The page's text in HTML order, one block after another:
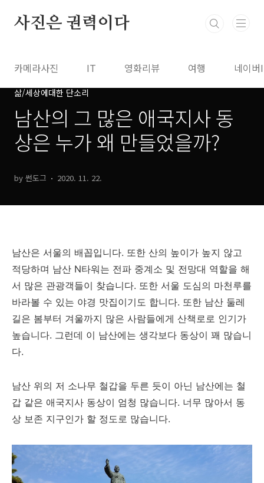
사진은 권력이다
카메라사진 IT 영화리뷰 여행 네이
삶/세상에대한 단소리
남산의 그 많은 애국지사 동
상은 누가 왜 만들었을까?
by 썬도그 2020. 11. 22.
남산은 서울의 배꼽입니다. 또한 산의 높이가 높지 않고
적당하며 남산 N타워는 전파 중계소 및 전망대 역할을 해
서 많은 관광객들이 찾습니다. 또한 서울 도심의 마천루를
바라볼 수 있는 야경 맛집이기도 합니다. 또한 남산 둘레
길은 봄부터 겨울까지 많은 사람들에게 산책로로 인기가
높습니다. 그런데 이 남산에는 생각보다 동상이 꽤 많습니
다.
남산 위의 저 소나무 철갑을 두른 듯이 아닌 남산에는 철
갑 같은 애국지사 동상이 엄청 많습니다. 너무 많아서 동
상 보존 지구인가 할 정도로 많습니다.